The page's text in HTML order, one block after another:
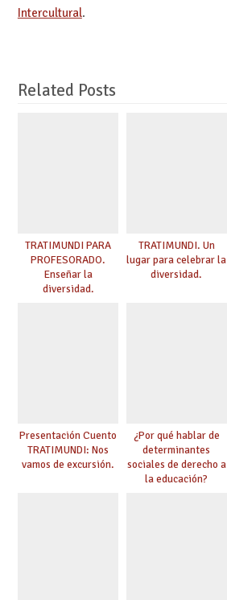
Intercultural.
Related Posts
TRATIMUNDI PARA
PROFESORADO.
Enseñar la
diversidad.
TRATIMUNDI. Un
lugar para celebrar la
diversidad.
Presentación Cuento
TRATIMUNDI: Nos
vamos de excursión.
¿Por qué hablar de
determinantes
sociales de derecho a
la educación?